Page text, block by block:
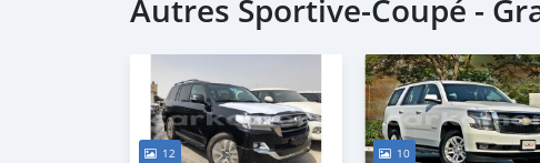
Autres Sportive‒Coupé -
12 10